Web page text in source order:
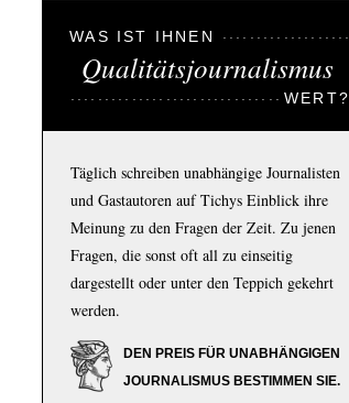
WAS IST IHNEN
Qualitätsjournalismus
WERT?
Täglich schreiben unabhängige Journalisten
und Gastautoren auf Tichys Einblick ihre
Meinung zu den Fragen der Zeit. Zu jenen
Fragen, die sonst oft all zu einseitig
dargestellt oder unter den Teppich gekehrt
werden.
DEN PREIS FÜR UNABHÄNGIGEN
JOURNALISMUS BESTIMMEN SIE.